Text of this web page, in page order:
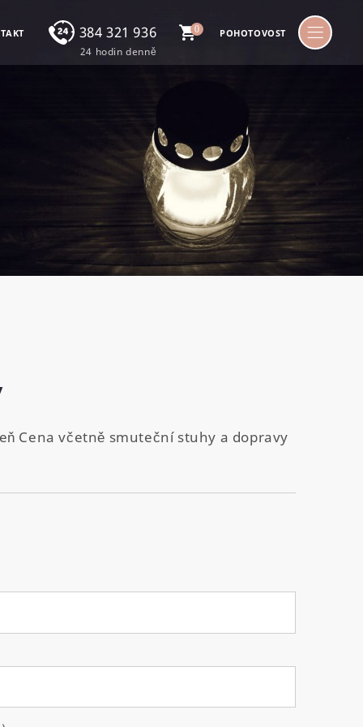
384 321 936
24 hodin denně
0 POHOTOVOST
724 224 068
Michal Žoudlík
602 162 165
Jiří Žoudlík
Postup při úmrtí
Cena včetně smuteční stuhy a dopravy